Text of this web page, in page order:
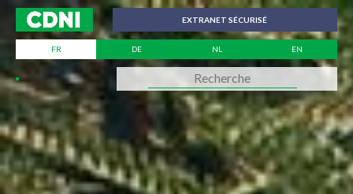
EXTRANET SÉCURISÉ
FR DE NL EN
Panneau de gestion des cookies